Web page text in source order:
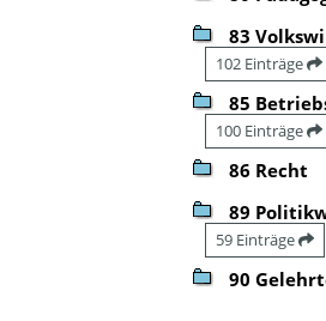
83
102 Einträge
85
100 Einträge
86 Recht
89
59 Einträge
90